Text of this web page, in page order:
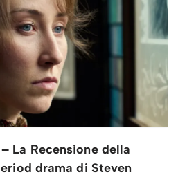
La Recensione della
drama di Steven